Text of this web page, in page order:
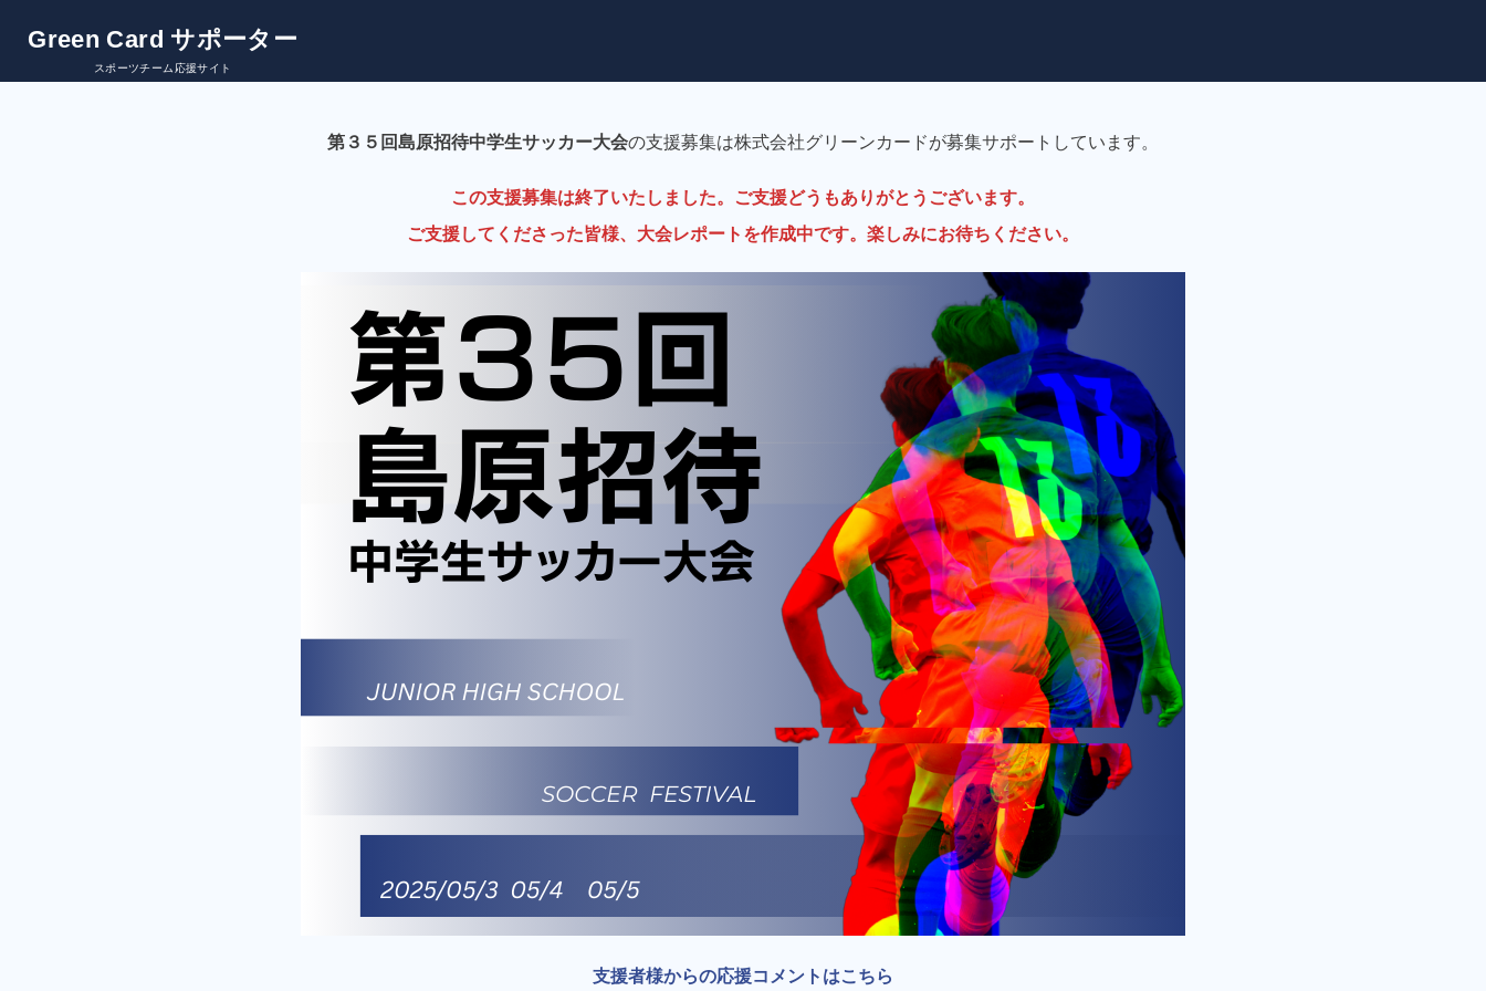
Green Card サポーター
スポーツチーム応援サイト
第３５回島原招待中学生サッカー大会の支援募集は株式会社グリーンカードが募集サポートしています。
この支援募集は終了いたしました。ご支援どうもありがとうございます。
ご支援してくださった皆様、大会レポートを作成中です。楽しみにお待ちください。
支援者様からの応援コメントはこちら